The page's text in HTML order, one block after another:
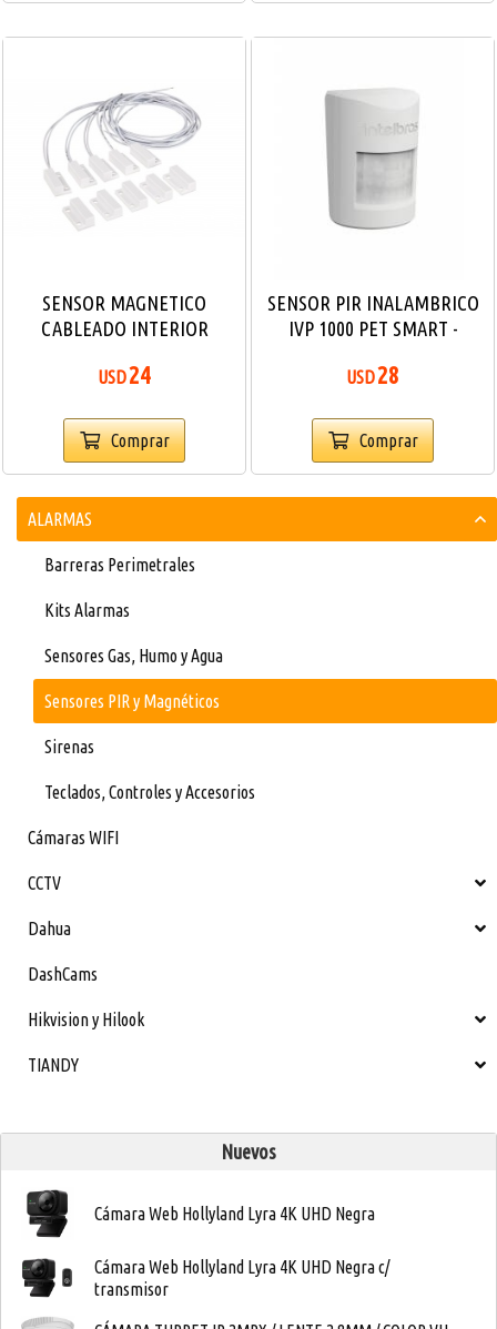
ALARMAS
Barreras Perimetrales
Kits Alarmas
Sensores Gas, Humo y Agua
Sensores PIR y Magnéticos
Sirenas
Teclados, Controles y Accesorios
Cámaras WIFI
CCTV
Dahua
DashCams
Hikvision y Hilook
TIANDY
Nuevos
Cámara Web Hollyland Lyra 4K UHD Negra
Cámara Web Hollyland Lyra 4K UHD Negra c/
transmisor
SENSOR MAGNETICO
CABLEADO INTERIOR
USD24
Comprar
SENSOR PIR INALAMBRICO
IVP 1000 PET SMART -
USD28
Comprar